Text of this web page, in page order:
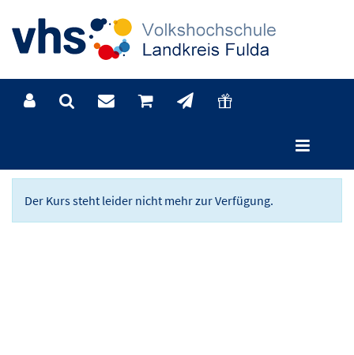
Der Kurs steht leider nicht mehr zur Verfügung.